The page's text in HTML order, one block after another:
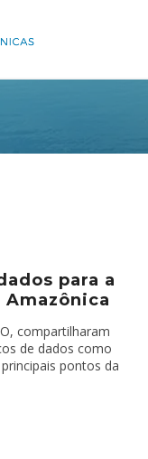
para a
compartilharam
de dados como
pontos da